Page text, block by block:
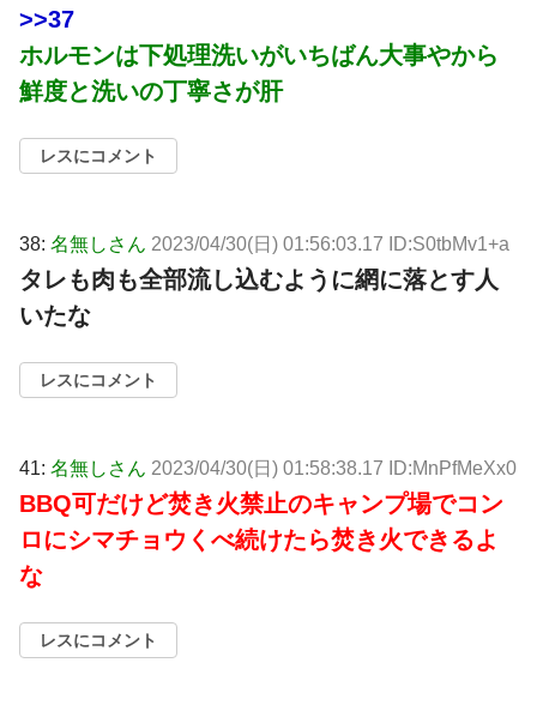
>>37
ホルモンは下処理洗いがいちばん大事やから
鮮度と洗いの丁寧さが肝
レスにコメント
38: 名無しさん 2023/04/30(日) 01:56:03.17 ID:S0tbMv1+a
タレも肉も全部流し込むように網に落とす人
いたな
レスにコメント
41: 名無しさん 2023/04/30(日) 01:58:38.17 ID:MnPfMeXx0
BBQ可だけど焚き火禁止のキャンプ場でコン
ロにシマチョウくべ続けたら焚き火できるよ
な
レスにコメント